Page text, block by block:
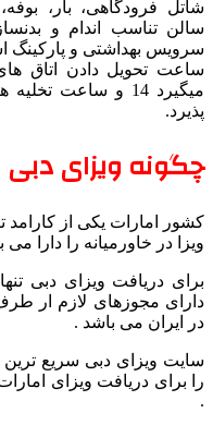
شاتل فرودگاهی، بار،
سالن تناسب اندام و
سرویس بهداشتی و پارکینگ
ساعت تحویل دادن اتاق
پذیرد.
چگونه ویزای دبی
کشور امارات یکی از
ویزا در خاورمیانه را دارا می
برای دریافت ویزای دبی
دارای مجوزهای لازم ار
در ایران می باشد .
سایت ویزای دبی سریع
را برای دریافت ویزای
.